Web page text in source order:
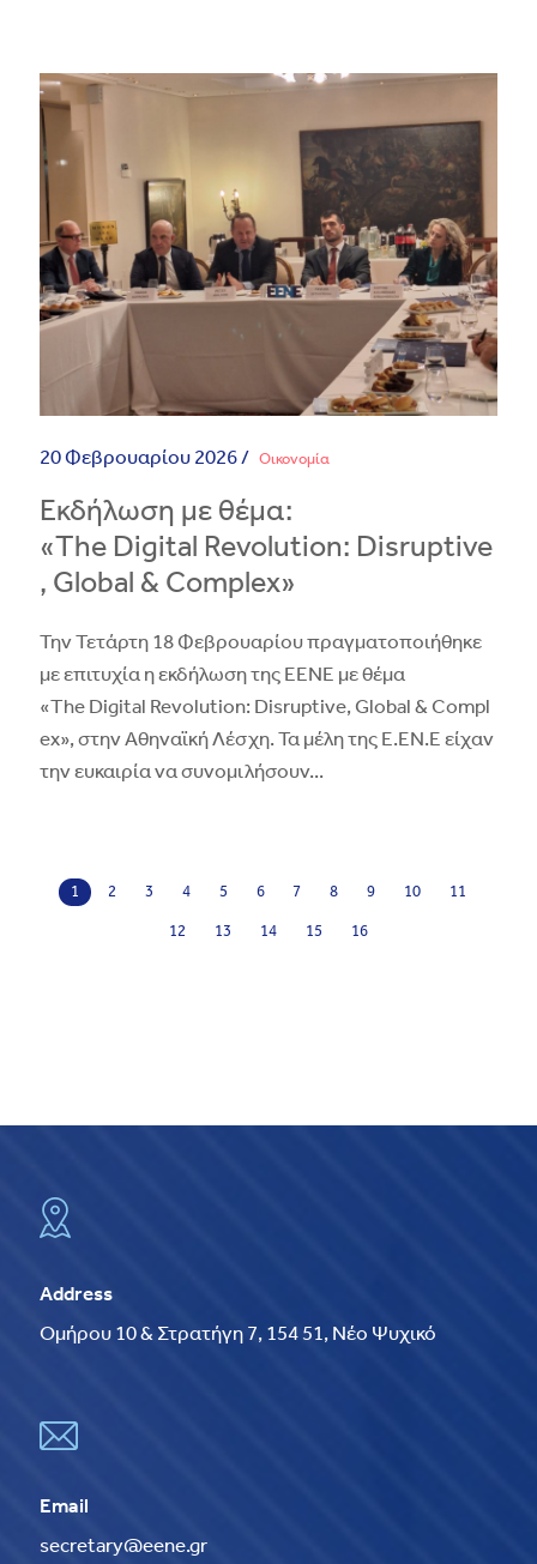
20 Φεβρουαρίου 2026 / Οικονομία
Εκδήλωση με θέμα:
«The Digital Revolution: Disruptive
, Global & Complex»
Την Τετάρτη 18 Φεβρουαρίου πραγματοποιήθηκε
με επιτυχία η εκδήλωση της ΕΕΝΕ με θέμα
«The Digital Revolution: Disruptive, Global & Compl
ex», στην Αθηναϊκή Λέσχη. Τα μέλη της Ε.ΕΝ.Ε είχαν
την ευκαιρία να συνομιλήσουν...
1 2 3 4 5 6 7 8 9 10 11
12 13 14 15 16
Address
Ομήρου 10 & Στρατήγη 7, 154 51, Νέο Ψυχικό
Email
secretary@eene.gr